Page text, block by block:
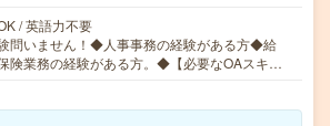
/ 英語力不要
問いません！◆人事事務の経験がある方◆給
険業務の経験がある方。◆【必要なOAスキ…